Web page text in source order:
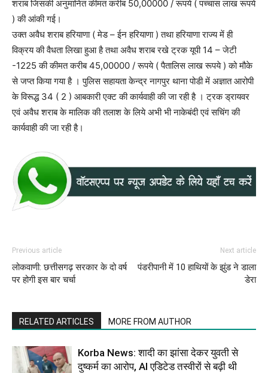
शराब जिसकी अनुमानित कीमत करीब 50,00000 / रूपये ( पच्चास लाख रूपये
) की आंकी गई।
उक्त अवैध शराब हरियाणा ( मेड – ईन हरियाणा ) तथा हरियाणा राज्य में ही
विक्रय की वैधता लिखा हुआ है तथा अवैध शराब रखे ट्रक यूपी 14 – जेटी
-1225 की कीमत करीब 45,00000 / रूपये ( पैतालिस लाख रूपये ) को मौके
से जप्त किया गया है । पुलिस सहायता केन्द्र नागपुर थाना पोडी में अज्ञात आरोपी
के विरूद्ध 34 ( 2 ) आबकारी एक्ट की कार्यवाही की जा रही है । ट्रक ड्रायवर
एवं अवैध शराब के मालिक की तलाश के लिये अभी भी नाकेबंदी एवं सचिंग की
कार्यवाही की जा रही है।
Previous article
लोकवाणी: छत्तीसगढ़ सरकार के दो वर्ष
पर होगी इस बार चर्चा
Next article
पंडरीपानी में 10 हाथियों के झुंड ने डाला
डेरा
RELATED ARTICLES MORE FROM AUTHOR
Korba News: शादी का झांसा देकर युवती से
दुष्कर्म का आरोप, AI एडिटेड तस्वीरों से बढ़ी थी